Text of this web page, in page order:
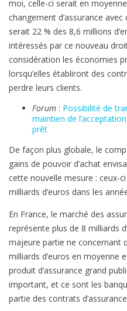
n
t
e
u
r
:
c
h
a
n
g
e
r
’
o
f
f
r
e
p
moi, celle-ci serait en
changement d’assurance
serait 22 % des 8,6 millions
intéressés par ce nouveau
considération les économies
lorsqu’elles établiront des
perdre leurs clients.
Forum : Possibilité de
maintien de
prêt
De façon plus globale, le
gains de pouvoir d’achat
cette nouvelle mesure : ceux-
milliards d’euros dans les
En France, le marché des
représente plus de 8 milliards
majeure partie ne concernant
milliards d’euros en moyenne
produit d’assurance grand
important, et ce sont les
partie des contrats